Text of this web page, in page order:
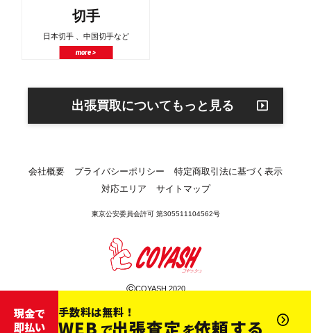
切手
日本切手 、中国切手など
more >
出張買取についてもっと見る
会社概要 プライバシーポリシー
特定商取引法に基づく表示
対応エリア
サイトマップ
東京公安委員会許可 第305511104562号
©COYASH 2020
現金で
即払い
手数料は無料！
WEB 出張査定 依頼する